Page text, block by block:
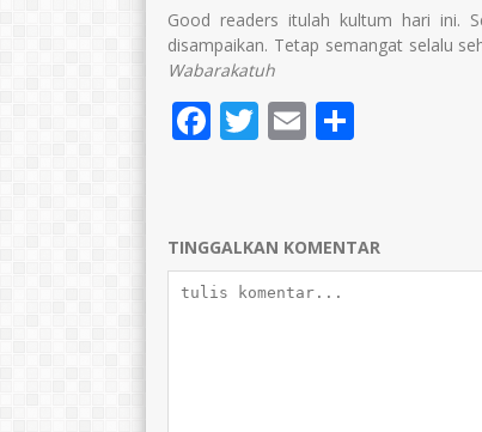
Good readers itulah kultum hari ini.
disampaikan. Tetap semangat selalu
Wabarakatuh
Facebook
Twitter
Email
TINGGALKAN KOMENTAR